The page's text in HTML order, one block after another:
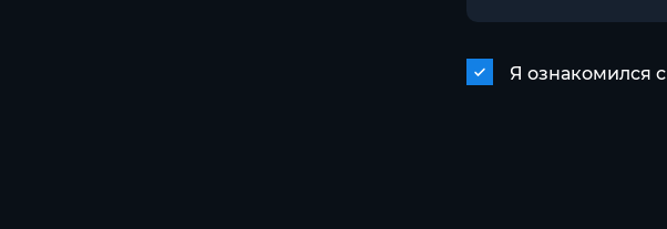
Я ознакомился с